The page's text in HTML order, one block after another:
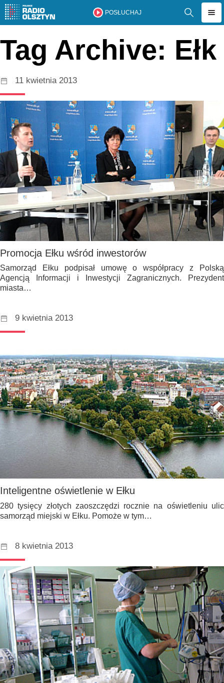
POSŁUCHAJ
Tag Archive: Ełk
11 kwietnia 2013
Promocja Ełku wśród inwestorów
Samorząd Ełku podpisał umowę o współpracy z Polską
Agencją Informacji i Inwestycji Zagranicznych. Prezydent
miasta…
9 kwietnia 2013
Inteligentne oświetlenie w Ełku
280 tysięcy złotych zaoszczędzi rocznie na oświetleniu ulic
samorząd miejski w Ełku. Pomoże w tym…
8 kwietnia 2013